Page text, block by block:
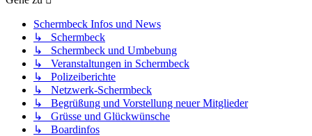
Schermbeck Infos und News
↳ Schermbeck
↳ Schermbeck und Umbebung
↳ Veranstaltungen in Schermbeck
↳ Polizeiberichte
↳ Netzwerk-Schermbeck
↳ Begrüßung und Vorstellung neuer Mitglieder
↳ Grüsse und Glückwünsche
↳ Boardinfos